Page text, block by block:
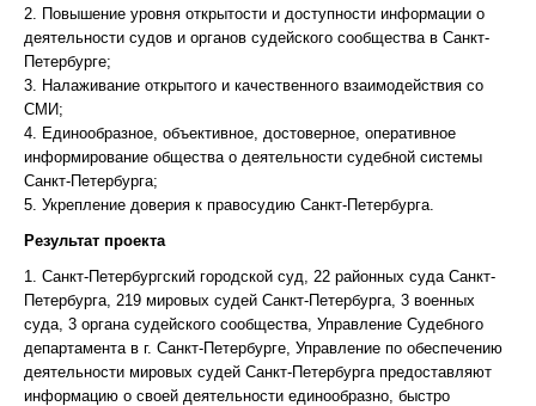
2. Повышение уровня открытости и доступности информации о
деятельности судов и органов судейского сообщества в Санкт-
Петербурге;
3. Налаживание открытого и качественного взаимодействия со
СМИ;
4. Единообразное, объективное, достоверное, оперативное
информирование общества о деятельности судебной системы
Санкт-Петербурга;
5. Укрепление доверия к правосудию Санкт-Петербурга.
Результат проекта
1. Санкт-Петербургский городской суд, 22 районных суда Санкт-
Петербурга, 219 мировых судей Санкт-Петербурга, 3 военных
суда, 3 органа судейского сообщества, Управление Судебного
департамента в г. Санкт-Петербурге, Управление по обеспечению
деятельности мировых судей Санкт-Петербурга предоставляют
информацию о своей деятельности единообразно, быстро